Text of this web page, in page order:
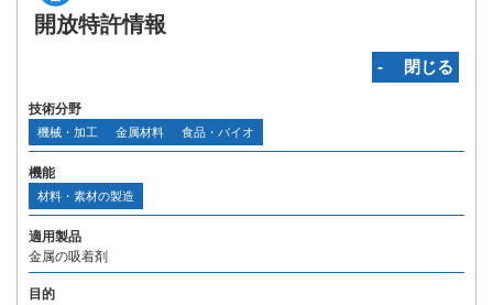
開放特許情報
‐ 閉じる
技術分野
機械・加工 金属材料 食品・バイオ
機能
材料・素材の製造
適用製品
金属の吸着剤
目的